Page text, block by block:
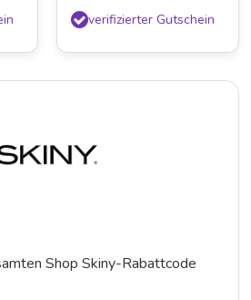
verifizierter Gutschein
Shop Skiny-Rabattcode